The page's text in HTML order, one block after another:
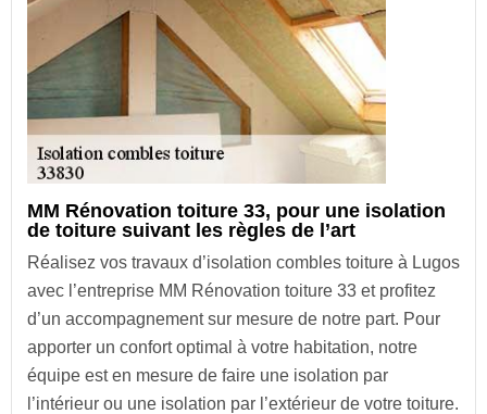
MM Rénovation toiture 33, pour une isolation
de toiture suivant les règles de l’art
Réalisez vos travaux d’isolation combles toiture à Lugos
avec l’entreprise MM Rénovation toiture 33 et profitez
d’un accompagnement sur mesure de notre part. Pour
apporter un confort optimal à votre habitation, notre
équipe est en mesure de faire une isolation par
l’intérieur ou une isolation par l’extérieur de votre toiture.